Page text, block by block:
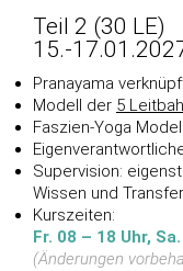
Teil 2 (30 LE)
15.-
Pranayama
Modell der 5
Faszien-Yoga
Supervision:
Wissen und
Kurszeiten:
Fr. 08 – 18 Uhr,
(Änderungen